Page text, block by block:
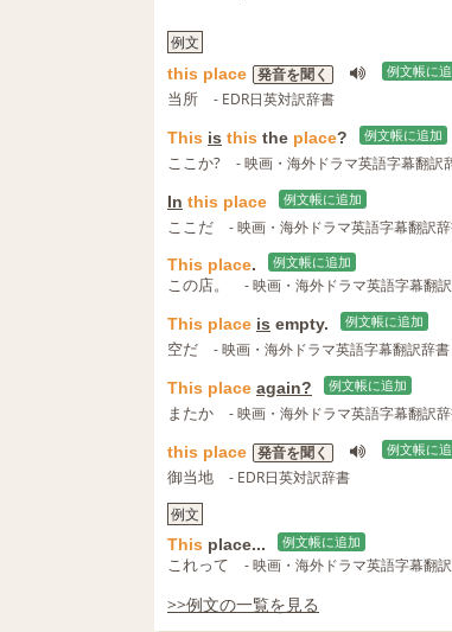
例文
this place 発音を聞く 例文帳に
当所 - EDR日英対訳辞書
This is this the place? 例文帳に追加
ここか? - 映画・海外ドラマ英語字幕翻訳
In this place 例文帳に追加
ここだ - 映画・海外ドラマ英語字幕翻訳
This place. 例文帳に追加
この店。 - 映画・海外ドラマ英語字幕翻
This place is empty. 例文帳に追加
空だ - 映画・海外ドラマ英語字幕翻訳辞書
This place again? 例文帳に追加
またか - 映画・海外ドラマ英語字幕翻訳
this place 発音を聞く 例文帳に
御当地
- EDR日英対訳辞書
例文
This place... 例文帳に追加
これって - 映画・海外ドラマ英語字幕翻
>>例文の一覧を見る